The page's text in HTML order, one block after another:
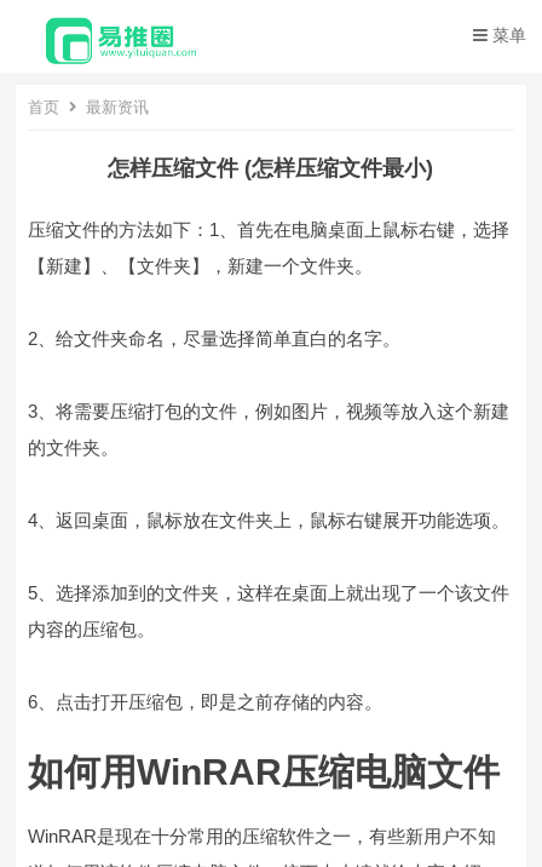
菜单
首页 最新资讯
怎样压缩文件 (怎样压缩文件最小)
压缩文件的方法如下：1、首先在电脑桌面上鼠标右键，选择
【新建】、【文件夹】，新建一个文件夹。
2、给文件夹命名，尽量选择简单直白的名字。
3、将需要压缩打包的文件，例如图片，视频等放入这个新建
的文件夹。
4、返回桌面，鼠标放在文件夹上，鼠标右键展开功能选项。
5、选择添加到的文件夹，这样在桌面上就出现了一个该文件
内容的压缩包。
6、点击打开压缩包，即是之前存储的内容。
如何用WinRAR压缩电脑文件
WinRAR是现在十分常用的压缩软件之一，有些新用户不知